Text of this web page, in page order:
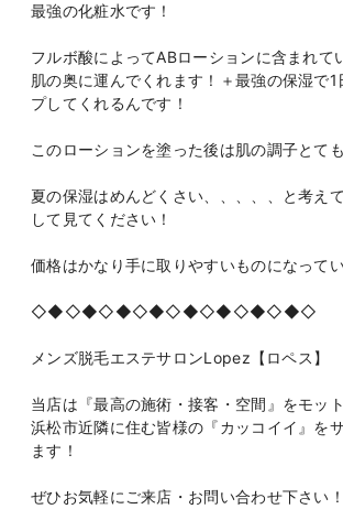
最強の化粧水です！
フルボ酸によってABローションに含まれて
肌の奥に運んでくれます！＋最強の保湿で1
プしてくれるんです！
このローションを塗った後は肌の調子とて
夏の保湿はめんどくさい、、、、、と考え
して見てください！
価格はかなり手に取りやすいものになって
◇◆◇◆◇◆◇◆◇◆◇◆◇◆◇◆◇
メンズ脱毛エステサロンLopez【ロペス】
当店は『最高の施術・接客・空間』をモッ
浜松市近隣に住む皆様の『カッコイイ』を
ます！
ぜひお気軽にご来店・お問い合わせ下さい！